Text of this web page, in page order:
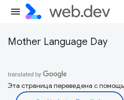
Mother Language Day
Эта страница переведена с